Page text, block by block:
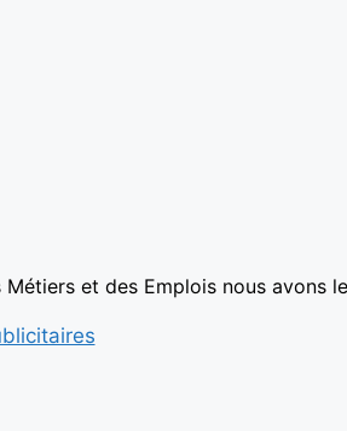
et des Emplois nous avons